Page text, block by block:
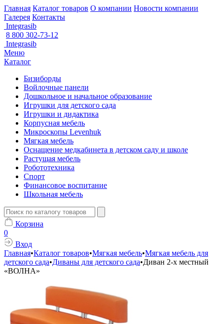
Главная Каталог товаров О компании Новости компании
Галерея Контакты
Integrasib
8 800 302-73-12
Integrasib
Меню
Каталог
Бизиборды
Войлочные панели
Дошкольное и начальное образование
Игрушки для детского сада
Игрушки и дидактика
Корпусная мебель
Микроскопы Levenhuk
Мягкая мебель
Оснащение медкабинета в детском саду и школе
Растущая мебель
Робототехника
Спорт
Финансовое воспитание
Школьная мебель
Корзина
0
Вход
Главная•Каталог товаров•Мягкая мебель•Мягкая мебель для
детского сада•Диваны для детского сада•Диван 2-х местный
«ВОЛНА»